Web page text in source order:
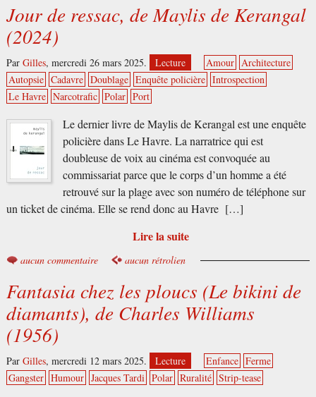
Jour de ressac, de Maylis de Kerangal
(2024)
Par Gilles, mercredi 26 mars 2025. Lecture Amour Architecture
Autopsie Cadavre Doublage Enquête policière Introspection
Le Havre Narcotrafic Polar Port
Le dernier livre de Maylis de Kerangal est une enquête
policière dans Le Havre. La narratrice qui est
doubleuse de voix au cinéma est convoquée au
commissariat parce que le corps d’un homme a été
retrouvé sur la plage avec son numéro de téléphone sur
un ticket de cinéma. Elle se rend donc au Havre […]
Lire la suite
aucun commentaire aucun rétrolien
Fantasia chez les ploucs (Le bikini de
diamants), de Charles Williams
(1956)
Par Gilles, mercredi 12 mars 2025. Lecture Enfance Ferme
Gangster Humour Jacques Tardi Polar Ruralité Strip-tease